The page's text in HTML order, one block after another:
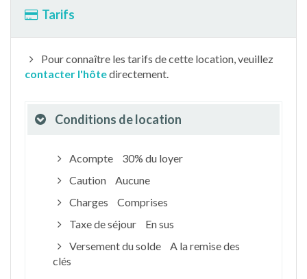
Tarifs
Pour connaître les tarifs de cette location, veuillez
contacter l'hôtedirectement.
Conditions de location
Acompte
30% du loyer
Caution
Aucune
Charges
Comprises
Taxe de séjour
En sus
Versement du solde
A la remise des
clés